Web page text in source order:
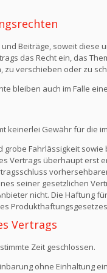
Beiträge, soweit
das Recht ein, das
zu verschieben oder zu
bleiben auch im Falle
keinerlei Gewähr für die
Fahrlässigkeit
Vertrags überhaupt erst
seiner gesetzlichen
nicht. Die Haftung
Vertrags
Zeit geschlossen.
ohne Einhaltung